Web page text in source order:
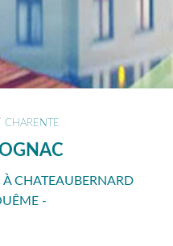
CHARENTE
CHATEAUBERNARD
-